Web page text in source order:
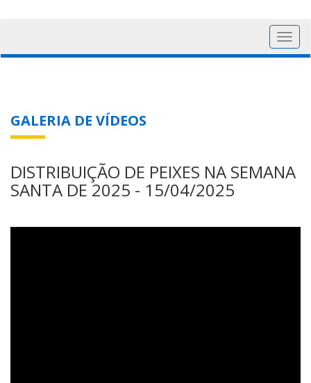
GALERIA DE VÍDEOS
DISTRIBUIÇÃO DE PEIXES NA SEMANA
SANTA DE 2025 - 15/04/2025